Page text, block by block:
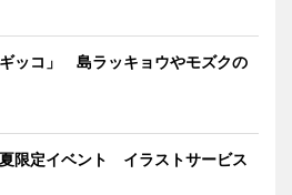
ッコ」 島ラッキョウやモズクの
限定イベント イラストサービス